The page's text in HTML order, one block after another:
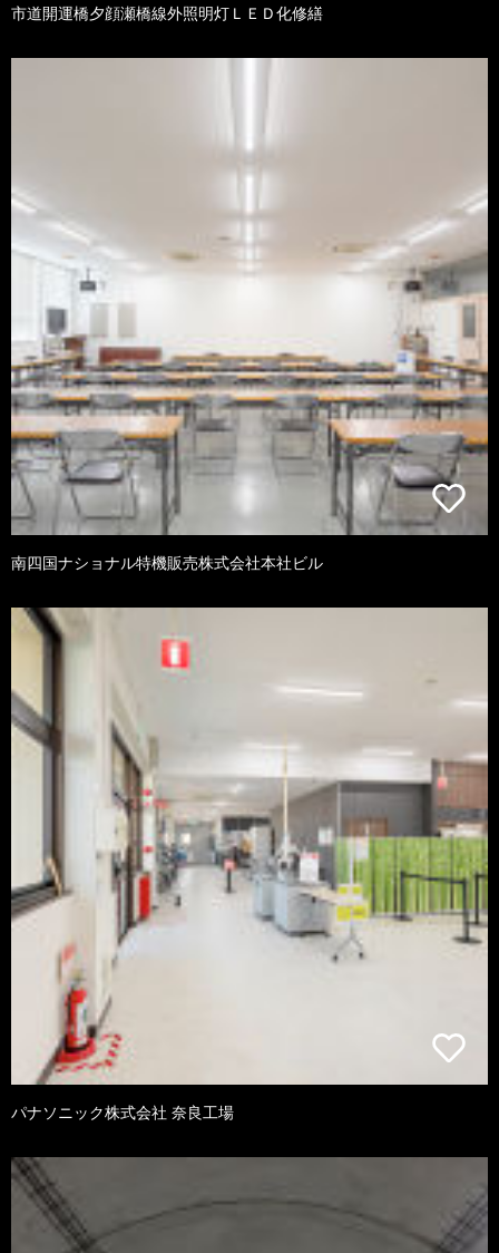
市道開運橋夕顔瀬橋線外照明灯ＬＥＤ化修繕
南四国ナショナル特機販売株式会社本社ビル
パナソニック株式会社 奈良工場